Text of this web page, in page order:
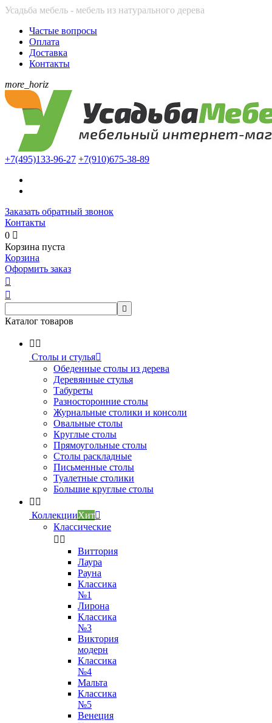
Усадьба мебель - мебель из натурального дерева
Частые вопросы
Оплата
Доставка
Контакты
more_horiz
+7(495)133-96-27 +7(910)675-38-89
Заказать обратный звонок
Контакты
0 
Корзина пуста
Корзина
Оформить заказ



Каталог товаров
 
Столы и стулья
Обеденные столы из дерева
Деревянные стулья
Табуреты
Разносторонние столы
Журнальные столики и консоли
Овальные столы
Круглые столы
Прямоугольные столы
Столы раскладные
Письменные столы
Туалетные столики
Большие круглые столы
 
КоллекцииХит
Классические
 
Виттория
Лаура
Рауна
Классика
№1
Лирона
Классика
№3
Виктория
модерн
Классика
№4
Мальта
Классика
№5
Венеция